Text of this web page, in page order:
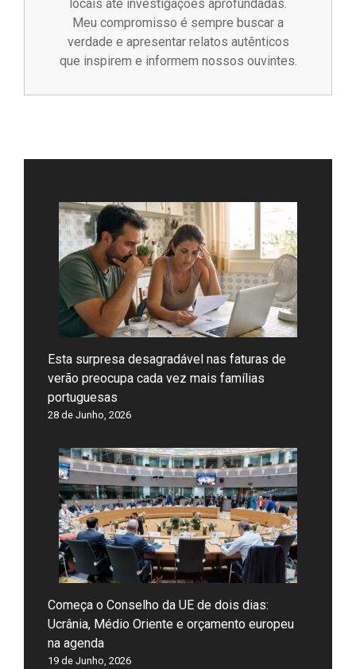
locais até investigações aprofundadas.
Meu compromisso é sempre buscar a
verdade e apresentar relatos autênticos
que inspirem e informem nossos ouvintes.
Esta surpresa desagradável nas faturas de
verão preocupa cada vez mais famílias
portuguesas
28 de Junho, 2026
Começa o Conselho da UE de dois dias:
Ucrânia, Médio Oriente e orçamento europeu
na agenda
19 de Junho, 2026